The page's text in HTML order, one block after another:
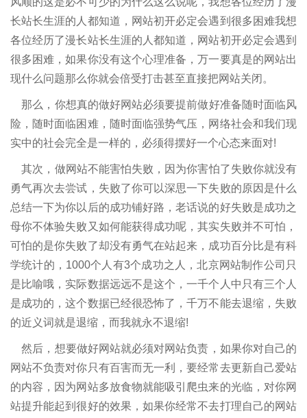
长站长生涯的人都知道，网站初开必定会遇到很多困难我想
各位经历了漫长站长生涯的人都知道，网站初开必定会遇到
很多困难，如果你没有这个心理准备，万一要真是的网站出
现什么问题那么你就会倍受打击甚至直接把网站关闭。
那么，你想真的做好网站必须要提前做好准备随时面临风
险，随时面临困难，随时面临强势气压，网络社会和我们现
实中的社会完全是一样的，必须得摆好一个心态来面对!
其次，做网站不能害怕失败，因为你害怕了失败你就没有
勇气再次去尝试，失败了你可以深思一下失败的原因是什么
总结一下为你以后的成功铺好路，老话说的好失败是成功之
母你不体验失败又如何能获得成功呢，其实失败并不可怕，
可怕的是你失败了却没有勇气在站起来，成功百分比是有科
学统计的，1000个人有3个成功之人，北京网站制作公司只
是比喻哦，实际数据远远不是这个，一千个人中只有三个人
是成功的，这个数据已经很恐怖了，千万不能去退缩，失败
的近义词就是退缩，而我就永不退缩!
然后，想要做好网站就必须对网站负责，如果你对自己的
网站不负责对你只有百害而无一利，要经常去更新自己爱站
的内容，因为网站多放食物就能吸引爬虫来的光临，对你网
站提升能起到很好的效果，如果你经常不去打理自己的网站